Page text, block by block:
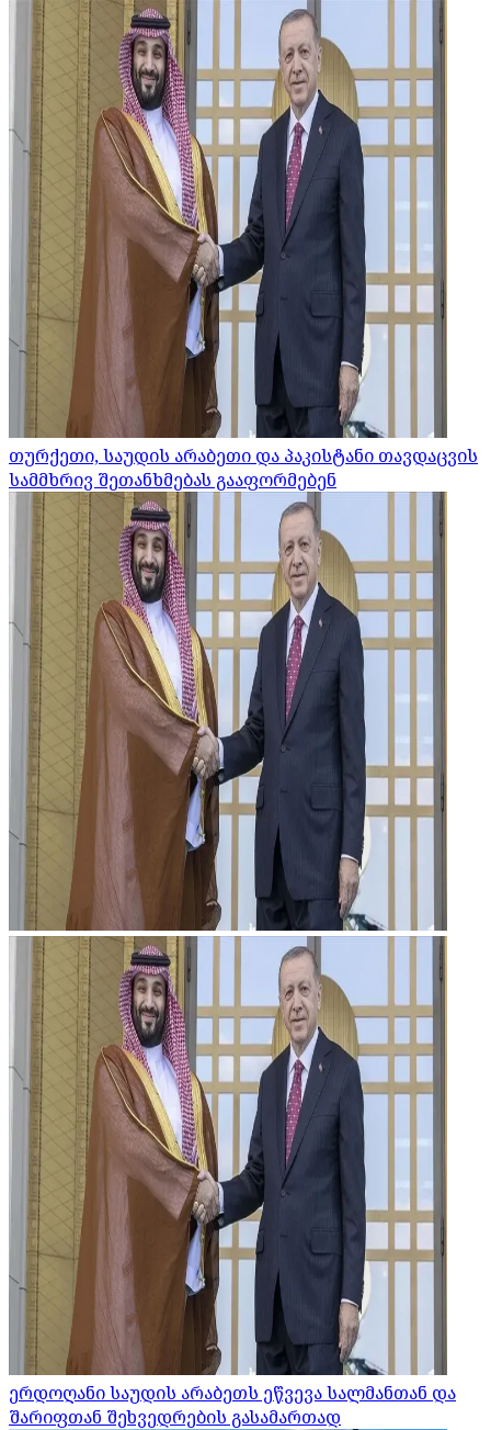
თურქეთი, საუდის არაბეთი და პაკისტანი თავდაცვის
სამმხრივ შეთანხმებას გააფორმებენ
ერდოღანი საუდის არაბეთს ეწვევა სალმანთან და
შარიფთან შეხვედრების გასამართად